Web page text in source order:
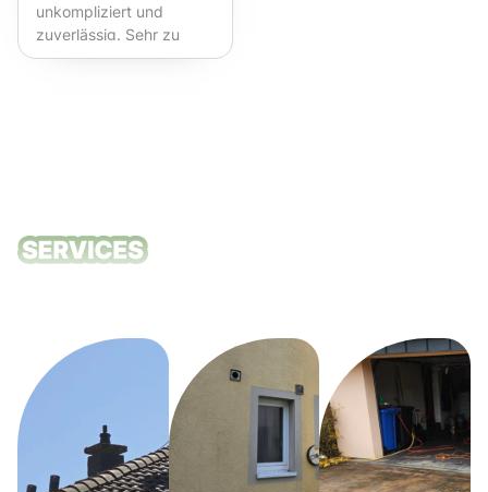
unkompliziert und
zuverlässig. Sehr zu
empfehlen!